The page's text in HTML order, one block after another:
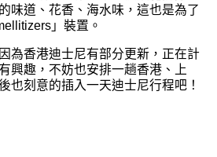
味道、花香、海水味，這也是為了
」裝置。
為香港迪士尼有部分更新，正在計
興趣，不妨也安排一趟香港、上
也刻意的插入一天迪士尼行程吧！